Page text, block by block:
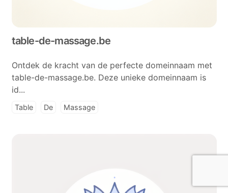
table-de-massage.be
Ontdek de kracht van de perfecte domeinnaam met
table-de-massage.be. Deze unieke domeinnaam is
id...
Table De Massage